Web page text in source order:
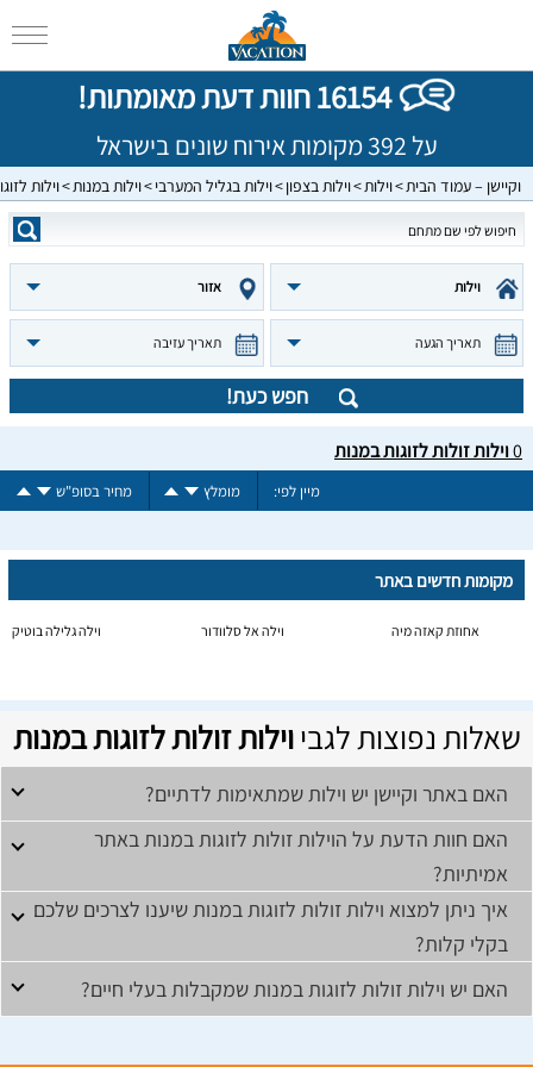
16154 חוות דעת מאומתות!
על 392 מקומות אירוח שונים בישראל
וקיישן – עמוד הבית וילות וילות בצפון וילות בגליל המערבי וילות במנות וילות
וילות אזור
תאריך הגעה תאריך עזיבה
חפש כעת!
0וילות זולות לזוגות במנות
מיין לפי: מומלץ מחיר בסופ"ש
מקומות חדשים באתר
אחוזת קאזה מיה וילה אל סלוודור וילה גלילה בוטיק
שאלות נפוצות לגביוילות זולות לזוגות במנות
האם באתר וקיישן יש וילות שמתאימות לדתיים?
האם חוות הדעת על הוילות זולות לזוגות במנות באתר
אמיתיות?
איך ניתן למצוא וילות זולות לזוגות במנות שיענו לצרכים שלכם
בקלי קלות?
האם יש וילות זולות לזוגות במנות שמקבלות בעלי חיים?